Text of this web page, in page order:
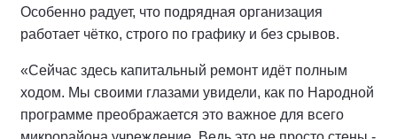
Особенно радует, что подрядная организация
работает чётко, строго по графику и без срывов.
«Сейчас здесь капитальный ремонт идёт полным
ходом. Мы своими глазами увидели, как по Народной
программе преображается это важное для всего